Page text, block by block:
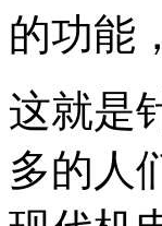
的功能
这就是
多的人